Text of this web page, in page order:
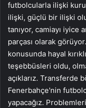
futbolcularla ilişki
ilişki, güçlü bir ilişki
tanıyor, camiayı iyice
parçası olarak
konusunda hayal
teşebbüsleri oldu,
açıklarız. Transferde
Fenerbahçe'nin
yapacağız.